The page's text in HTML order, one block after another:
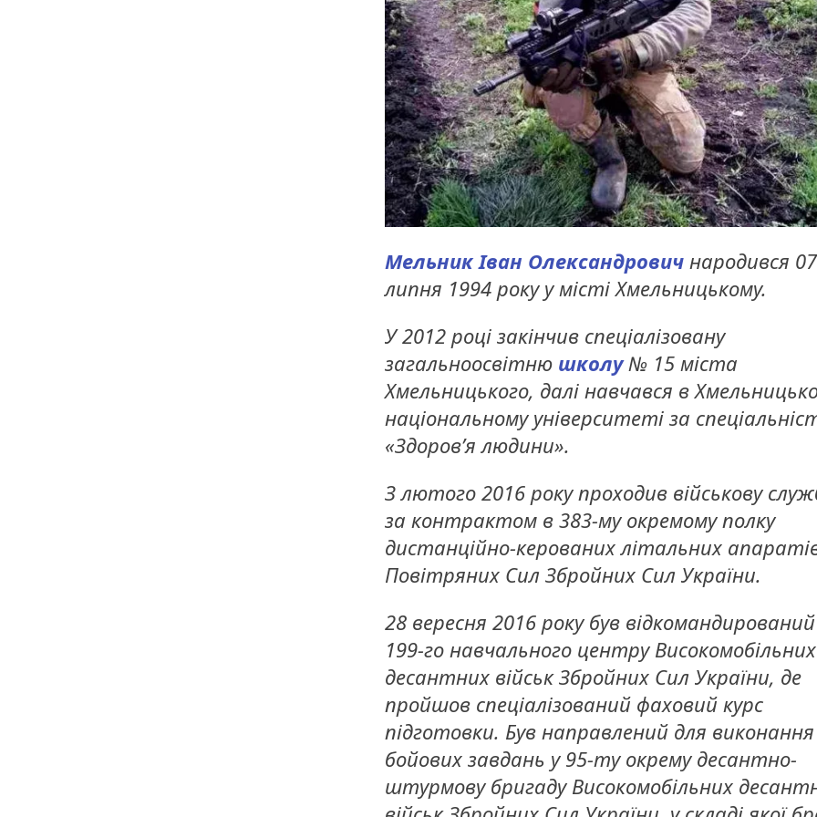
Мельник Іван Олександрович народився 07
липня 1994 року у місті Хмельницькому.
У 2012 році закінчив спеціалізовану
загальноосвітню школу№ 15 міста
Хмельницького, далі навчався в
національному університеті за
«Здоров’я людини».
З лютого 2016 року проходив військову
за контрактом в 383-му окремому полку
дистанційно-керованих літальних
Повітряних Сил Збройних Сил України.
28 вересня 2016 року був
199-го навчального центру Високомобільних
десантних військ Збройних Сил України, де
пройшов спеціалізований фаховий курс
підготовки. Був направлений для виконання
бойових завдань у 95-ту окрему десантно-
штурмову бригаду Високомобільних